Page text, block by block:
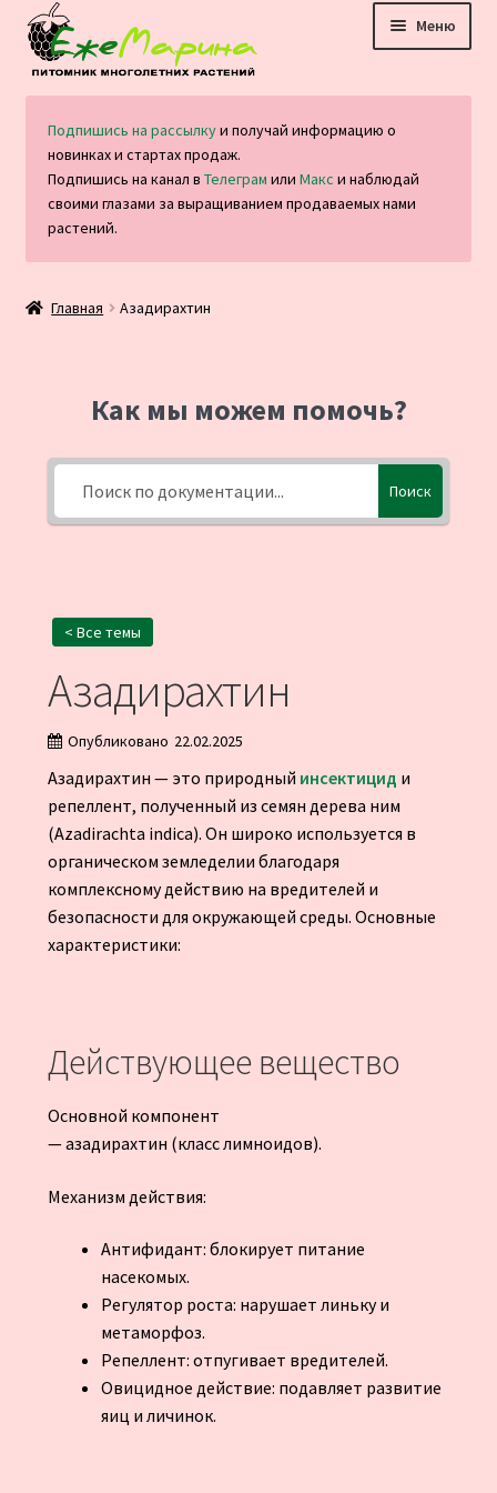
Перейти
к
навигации
Перейти
к
содержимому
Меню
Каталог
Оплата и доставка
Контакты
Подпишись на рассылкуи получай информацию о
новинках и стартах продаж.
Подпишись на канал в Телеграм или Макс и наблюдай
своими глазами за выращиванием продаваемых нами
растений.
Главная Азадирахтин
Как мы можем помочь?
Поиск
< Все темы
Азадирахтин
Опубликовано 22.02.2025
Азадирахтин — это природный инсектицид и
репеллент, полученный из семян дерева ним
(Azadirachta indica). Он широко используется в
органическом земледелии благодаря
комплексному действию на вредителей и
безопасности для окружающей среды. Основные
характеристики:
Действующее вещество
Основной компонент
— азадирахтин (класс лимноидов).
Механизм действия:
Антифидант: блокирует питание
насекомых.
Регулятор роста: нарушает линьку и
метаморфоз.
Репеллент: отпугивает вредителей.
Овицидное действие: подавляет развитие
яиц и личинок.